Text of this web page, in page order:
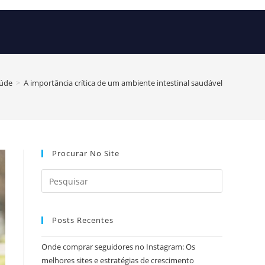
> A importância crítica de um ambiente intestinal saudável
Procurar No Site
Posts Recentes
Onde comprar seguidores no Instagram: Os
melhores sites e estratégias de crescimento